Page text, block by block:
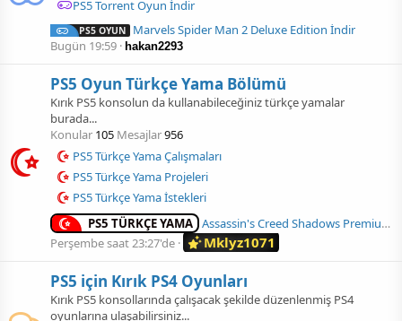
PS5 Torrent Oyun İndir
PS5 OYUN
Marvels Spider Man 2 Deluxe Edition İndir
Bugün 19:59
hakan2293
PS5 Oyun Türkçe Yama Bölümü
Kırık PS5 konsolun da kullanabileceğiniz türkçe yamalar
burada...
Konular 105 Mesajlar956
PS5 Türkçe Yama Çalışmaları
PS5 Türkçe Yama Projeleri
PS5 Türkçe Yama İstekleri
PS5 TÜRKÇE YAMA Assassin's Creed Shadows Premium Edition PS5 Türkçe Yama Çıktı !
Perşembe saat 23:27'de
Mklyz1071
PS5 için Kırık PS4 Oyunları
Kırık PS5 konsollarında çalışacak şekilde düzenlenmiş PS4
oyunlarına ulaşabilirsiniz...